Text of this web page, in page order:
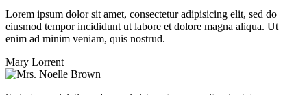
Lorem ipsum dolor sit amet, consectetur adipisicing elit, sed do
eiusmod tempor incididunt ut labore et dolore magna aliqua. Ut
enim ad minim veniam, quis nostrud.
Mary Lorrent